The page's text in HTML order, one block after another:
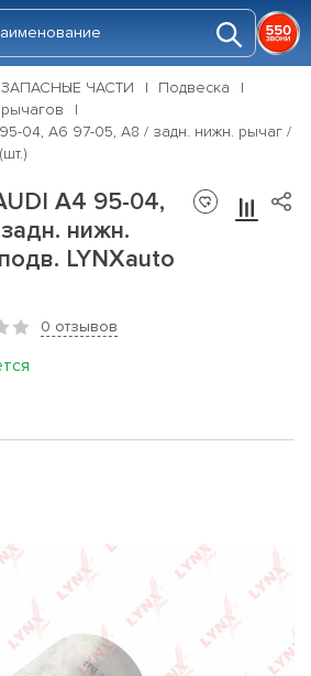
ЗАПАСНЫЕ ЧАСТИ
Подвеска
04, A6 97-05, A8 / задн. нижн. рычаг /
A4 95-04,
нижн.
LYNXauto
0 отзывов